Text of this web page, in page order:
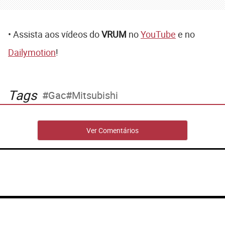
• Assista aos vídeos doVRUM noYouTube e no
Dailymotion!
Tags Gac Mitsubishi
Ver Comentários